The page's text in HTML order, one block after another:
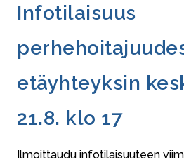
Infotilaisuus
etäyhteyksin
21.8. klo 17
Ilmoittaudu infotilaisuuteen